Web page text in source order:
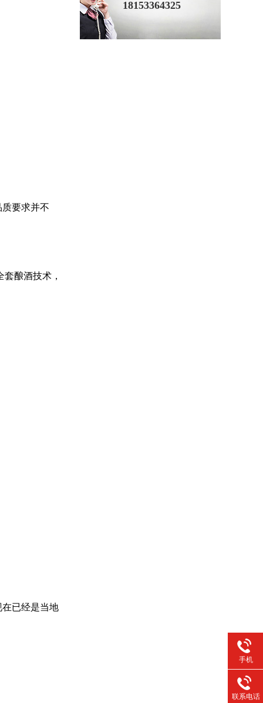
要求并不
套酿酒技术，
已经是当地
18153364325
手机
联系电话